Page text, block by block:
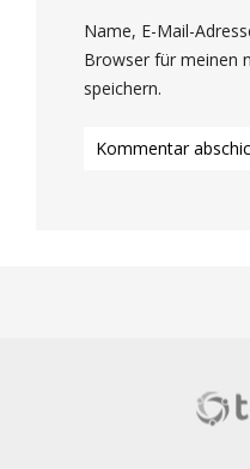
Name, E-Mail-
Browser für meinen
speichern.